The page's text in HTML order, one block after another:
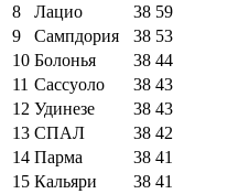
8
Лацио 38 59
9
Сампдория 38 53
10 Болонья 38 44
11 Сассуоло 38 43
12 Удинезе 38 43
13 СПАЛ 38 42
14 Парма 38 41
15 Кальяри 38 41